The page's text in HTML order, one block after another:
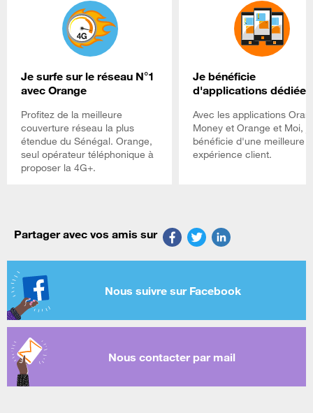
Je surfe sur le réseau N°1
avec Orange
Profitez de la meilleure
couverture réseau la plus
étendue du Sénégal. Orange,
seul opérateur téléphonique à
proposer la 4G+.
Je bénéficie
d'applications dédiées
Avec les applications
Money et Orange et Moi, je
bénéficie d'une meilleure
expérience client.
Partager avec vos amis sur
Nous suivre sur Facebook
Nous contacter par mail